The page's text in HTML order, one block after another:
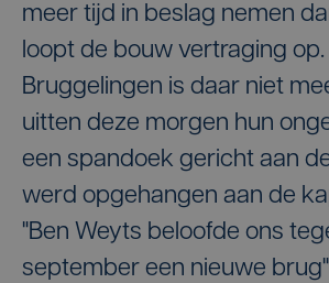
meer tijd in beslag nemen
loopt de bouw vertraging op.
Bruggelingen is daar niet
uitten deze morgen hun
een spandoek gericht aan
werd opgehangen aan de
"Ben Weyts beloofde ons
september een nieuwe